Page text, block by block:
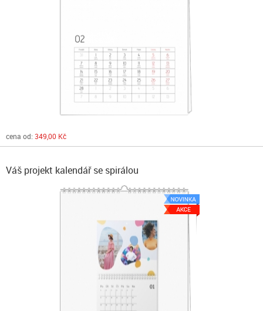
cena od: 349,00 Kč
Váš projekt kalendář se spirálou